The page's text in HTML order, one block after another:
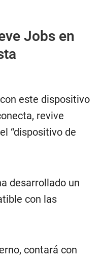
Jobs en
este dispositivo
revive
“dispositivo de
desarrollado un
con las
contará con